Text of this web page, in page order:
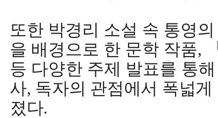
또한 박경리 소설 속 통영
을 배경으로 한 문학 작품,
등 다양한 주제 발표를 통
사, 독자의 관점에서 폭넓
졌다.